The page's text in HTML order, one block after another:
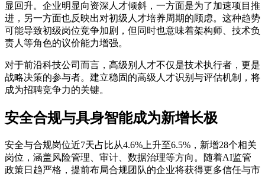
显回升。企业明显向资深人才倾斜，一方面是为了加速项目推
进，另一方面也反映出对初级人才培养周期的顾虑。这种趋势
可能导致初级岗位竞争加剧，但同时也意味着架构师、技术负
责人等角色的议价能力增强。
对于前沿科技公司而言，高级别人才不仅是技术执行者，更是
战略决策的参与者。建立稳固的高级人才识别与评估机制，将
成为招聘竞争力的关键。
安全合规与具身智能成为新增长极
安全与合规岗位近7天占比从4.6%上升至6.5%，新增28个相关
岗位，涵盖风险管理、审计、数据治理等方向。随着AI监管
政策日趋严格，提前布局合规团队的企业将获得更多信任与市